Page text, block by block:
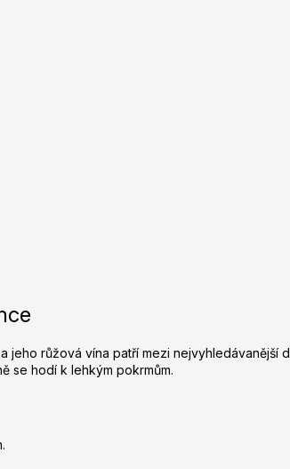
d
a
c
růžová vína patří mezi nejvyhledávanější
se hodí k lehkým pokrmům.